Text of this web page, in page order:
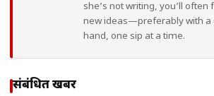
she’s not writing, you’ll often
new ideas—preferably with a
hand, one sip at a time.
संबंधित खबरें